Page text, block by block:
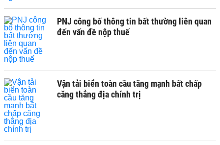
PNJ công bố thông tin bất thường liên quan
đến vấn đề nộp thuế
Vận tải biển toàn cầu tăng mạnh bất chấp
căng thẳng địa chính trị